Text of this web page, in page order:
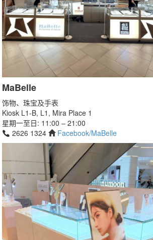
MaBelle
饰物、珠宝及手表
Kiosk L1-B, L1, Mira Place 1
星期一至日: 11:00 – 21:00
2626 1324
Facebook/MaBelle